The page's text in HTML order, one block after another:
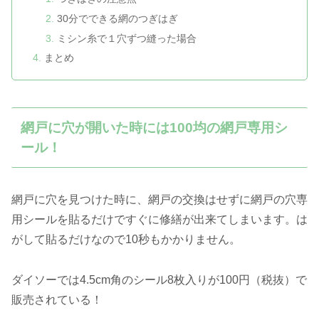
30分でできる網のつぎはぎ
ミシン糸で１穴ずつ縫った場合
まとめ
網戸に穴が開いた時には100均の網戸専用シ
ール！
網戸に穴を見つけた時に、網戸の交換はせずに網戸の穴専
用シールを貼るだけですぐに修繕が出来てしまいます。は
がして貼るだけなので10秒もかかりません。
ダイソーでは4.5cm角のシール8枚入りが100円（税抜）で
販売されている！